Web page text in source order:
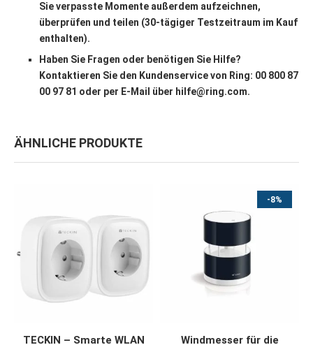
Sie verpasste Momente außerdem aufzeichnen,
überprüfen und teilen (30-tägiger Testzeitraum im Kauf
enthalten).
Haben Sie Fragen oder benötigen Sie Hilfe?
Kontaktieren Sie den Kundenservice von Ring: 00 800 87
00 97 81 oder per E-Mail über hilfe@ring.com.
ÄHNLICHE PRODUKTE
JETZT KAUFEN
TECKIN – Smarte WLAN
-8%
JETZT KAUFEN
Windmesser für die